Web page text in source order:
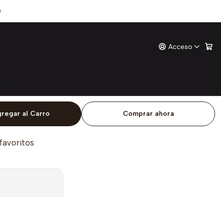
Acceso
al Carro Comprar ahora